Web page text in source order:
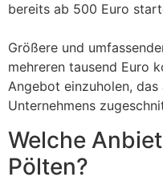
bereits ab 500 Euro
Größere und
mehreren tausend Euro
Angebot einzuholen,
Unternehmens
Welche
Pölten?